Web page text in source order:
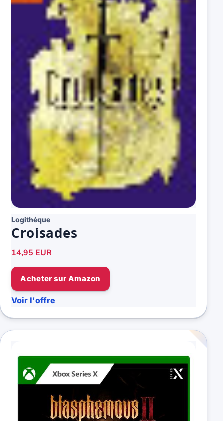
Logithéque
Croisades
14,95 EUR
Acheter sur Amazon
Voir l'offre